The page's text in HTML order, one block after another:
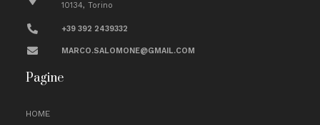
10134, Torino
+39 392 2439332
MARCO.SALOMONE@GMAIL.COM
Pagine
HOME